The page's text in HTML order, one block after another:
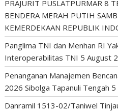
PRAJURIT PUSLATPURMAR 8
BENDERA MERAH PUTIH
KEMERDEKAAN REPUBLIK
Panglima TNI dan Menhan RI
Interoperabilitas TNI 5 August
Penanganan Manajemen
2026 Sibolga Tapanuli Tengah 5
Danramil 1513-02/Taniwel